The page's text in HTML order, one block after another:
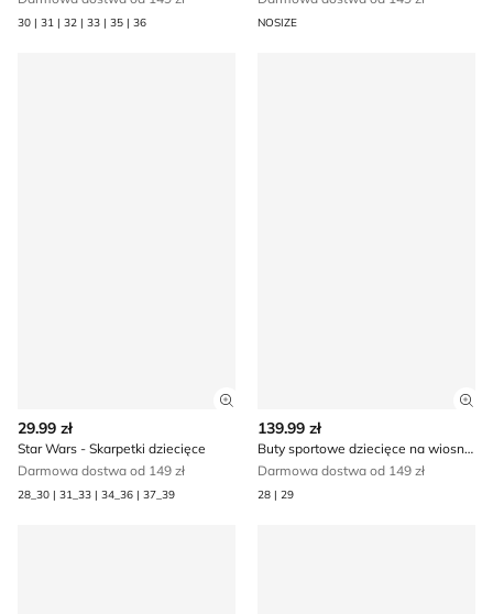
30 | 31 | 32 | 33 | 35 | 36 NOSIZE
Zobacz szczegóły produktu
29.99 zł
Star Wars - Skarpetki dziecięce
Darmowa dostwa od 149 zł
28_30 | 31_33 | 34_36 | 37_39
139.99 zł
Buty sportowe dziecięce na wiosnę Star Wars
Darmowa dostwa od 149 zł
28 | 29